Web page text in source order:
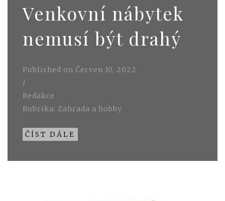
Venkovní nábytek
nemusí být drahý
Published on Červen 10, 2022
/
Redakce
Rubrika: Zahrada a hobby
ČÍST DÁLE